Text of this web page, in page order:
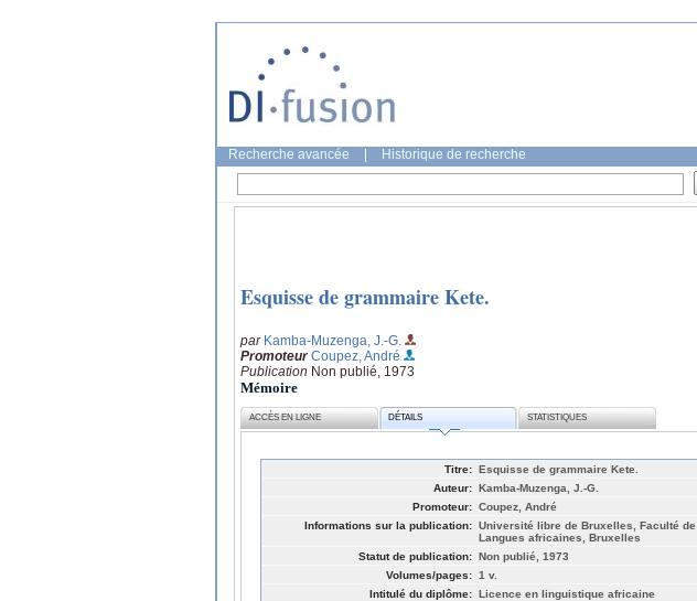
Recherche avancée Historique de recherche
Esquisse de grammaire Kete.
par Kamba-Muzenga, J.-G.
Promoteur Coupez, André
Publication Non publié, 1973
Mémoire
ACCÈS EN LIGNE DÉTAILS STATISTIQUES
Titre: Esquisse de grammaire Kete.
Auteur: Kamba-Muzenga, J.-G.
Promoteur: Coupez, André
Informations sur la publication: Université libre de Bruxelles, Faculté
Langues africaines, Bruxelles
Statut de publication: Non publié, 1973
Volumes/pages: 1 v.
Intitulé du diplôme: Licence en linguistique africaine